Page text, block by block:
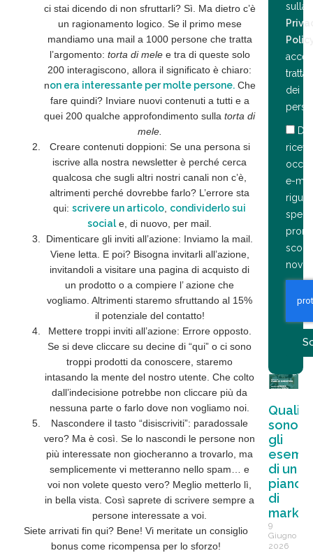
ci stai dicendo di non sfruttarli? Sì. Ma dietro c’è
un ragionamento logico. Se il primo mese
mandiamo una mail a 1000 persone che tratta
l’argomento: torta di melee tra di queste solo
200 interagiscono, allora il significato è chiaro:
non era interessante per molte persone.Che
fare quindi? Inviare nuovi contenuti a tutti e a
quei 200 qualche approfondimento sullatorta di
mele.
Creare contenuti doppioni: Se una persona si
iscrive alla nostra newsletter è perché cerca
qualcosa che sugli altri nostri canali non c’è,
altrimenti perché dovrebbe farlo? L’errore sta
qui:scrivere un articolo condividerlo sui
sociale, di nuovo, per mail.
Dimenticare gli inviti all’azione: Inviamo la mail.
Viene letta. E poi? Bisogna invitarli all’azione,
invitandoli a visitare una pagina di acquisto di
un prodotto o a compiere l’ azione che
vogliamo. Altrimenti staremo sfruttando al 15%
il potenziale del contatto!
Mettere troppi inviti all’azione: Errore opposto.
Se si deve cliccare su decine di “qui” o ci sono
troppi prodotti da conoscere, staremo
intasando la mente del nostro utente. Che colto
dall’indecisione potrebbe non cliccare più da
nessuna parte o farlo dove non vogliamo noi.
Nascondere il tasto “disiscriviti”: paradossale
vero? Ma è così. Se lo nascondi le persone non
più interessate non giocheranno a trovarlo, ma
semplicemente vi metteranno nello spam … e
voi non volete questo vero? Meglio metterlo lì,
in bella vista. Così saprete di scrivere sempre a
persone interessate a voi.
Siete arrivati fin qui? Bene! Vi meritate un consiglio
bonus come ricompensa per lo sforzo!
sulla
dei
e-
novità
Quali
sono
gli
di un
piano
di
9
Giugno
2026